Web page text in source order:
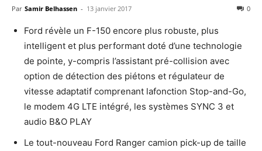
Par Samir Belhassen - 13 janvier 2017 0
Ford révèle un F-150 encore plus robuste, plus
intelligent et plus performant doté d’une technologie
de pointe, y-compris l’assistant pré-collision avec
option de détection des piétons et régulateur de
vitesse adaptatif comprenant lafonction Stop-and-Go,
le modem 4G LTE intégré, les systèmes SYNC 3 et
audio B&O PLAY
Le tout-nouveau Ford Ranger camion pick-up de taille